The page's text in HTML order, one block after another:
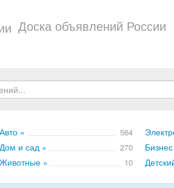
Доска объявлений России
Авто » 564
Дом и сад » 270
Животные » 10